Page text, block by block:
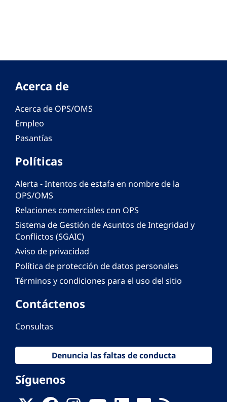
Acerca de
Acerca de OPS/OMS
Empleo
Pasantías
Políticas
Alerta - Intentos de estafa en nombre de la
OPS/OMS
Relaciones comerciales con OPS
Sistema de Gestión de Asuntos de Integridad y
Conflictos (SGAIC)
Aviso de privacidad
Política de protección de datos personales
Términos y condiciones para el uso del sitio
Contáctenos
Consultas
Denuncia las faltas de conducta
Síguenos